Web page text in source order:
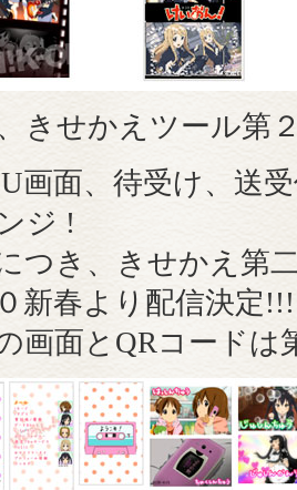
きせかえツール第
画面、待受け、送
ジ !
つき、きせかえ第
新春より配信決定!!!
画面とQRコードは